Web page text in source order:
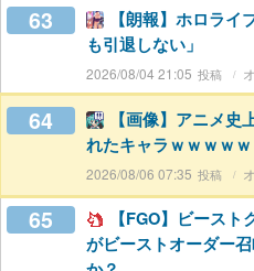
63
【朗報】ホロラ
も引退しない」
2026/08/04 21:05
64
【画像】アニメ
れたキャラｗｗｗｗｗ
2026/08/06 07:35
65
【FGO】ビース
がビーストオーダー